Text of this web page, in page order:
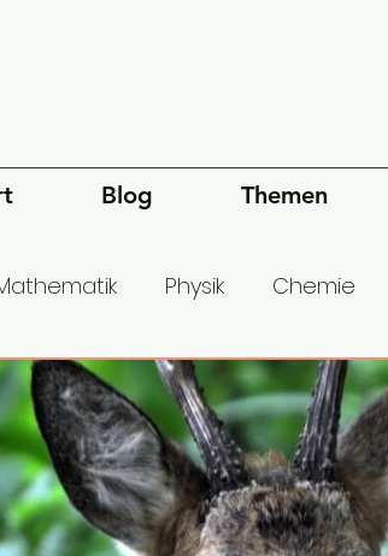
Blog Themen
Physik Chemie
Philosophie Gesellschaft